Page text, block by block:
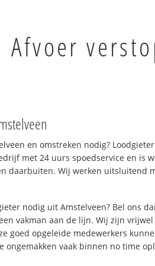
Afvoer
en omstreken nodig?
met 24 uurs spoedservice en is
daarbuiten. Wij werken uitsluitend
nodig uit Amstelveen? Bel ons
vakman aan de lijn. Wij zijn
goed opgeleide medewerkers
ongemakken vaak binnen no time